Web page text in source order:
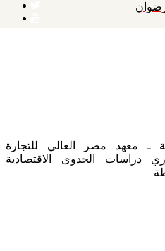
ـ معهد مصر العالي للتجارة
دراسات الجدوى الاقتصادية